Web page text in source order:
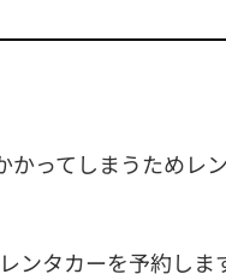
ってしまうためレ
タカーを予約しま